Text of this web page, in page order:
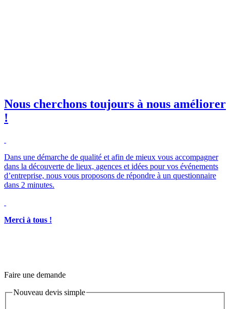
Nous cherchons toujours à nous améliorer
!
Merci à tous !
Faire une demande
Nouveau devis simple